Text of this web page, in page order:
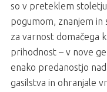
so v preteklem
pogumom, znanjem
za varnost domačega
prihodnost – v nove
enako predanostjo
gasilstva in ohranjale